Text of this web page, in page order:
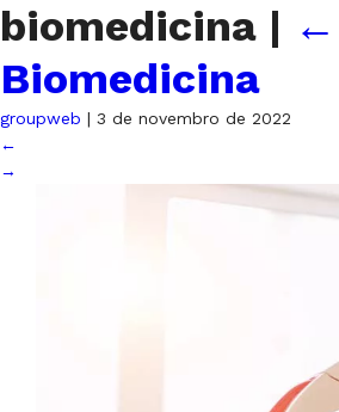
biomedicina | ←
Biomedicina
groupweb | 3 de novembro de 2022
←
→